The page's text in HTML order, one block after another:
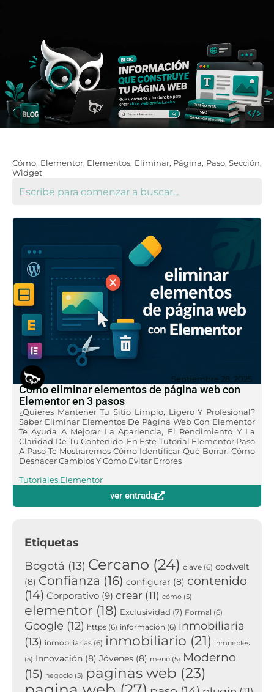
Cómo, Elementor, Elementos, Eliminar, Página, Paso, Sección,
Widget
Septiembre 28, 2025
Cómo eliminar elementos de página web con
Elementor en 3 pasos
¿Quieres Mantener Tu Sitio Limpio, Ligero Y Profesional?
Saber Eliminar Elementos De Página Web Con Elementor
Te Ayuda A Mejorar La Apariencia, El Rendimiento Y La
Claridad De Tu Contenido. En Este Tutorial Elementor Paso
A Paso Te Mostraremos Cómo Identificar Qué Borrar, Cómo
Deshacer Cambios Y Cómo Evitar Errores
Tutoriales,Elementor
ver entrada
Etiquetas
Bogotá (13) Cercano (24) clave (6) codwelt
(8) Confianza (16) configurar (8) contenido
(14) Corporativo (9) crear (11) cómo (5)
elementor (18) Exclusividad (7) Formal (6)
Google (12) https (6) información (6) inmobiliaria
(13) inmobiliarias (6) inmobiliario (21) inmuebles
(5) Innovación (8) Jóvenes (8) menú (5) Moderno
(15) negocio (5) paginas web (23)